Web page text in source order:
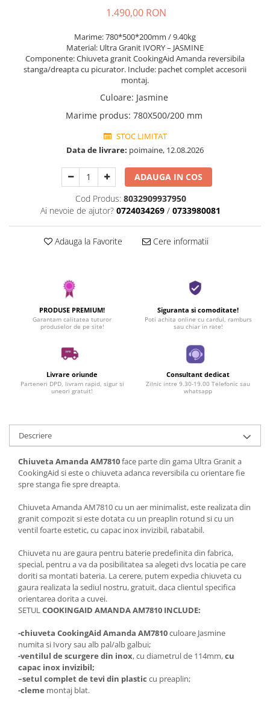
1.490,00 RON
Marime: 780*500*200mm / 9.40kg
Material: Ultra Granit IVORY – JASMINE
Componente: Chiuveta granit CookingAid Amanda reversibila
stanga/dreapta cu picurator. Include: pachet complet accesorii
montaj.
Culoare: Jasmine
Marime produs: 780X500/200 mm
STOC LIMITAT
Data de livrare: poimaine, 12.08.2026
ADAUGA IN COS
Cod Produs: 8032909937950
Ai nevoie de ajutor? 0724034269 / 0733980081
Adauga la Favorite Cere informatii
PRODUSE PREMIUM!
Garantam calitatea tuturor
produselor de pe site!
Siguranta si comoditate!
Poti achita online cu cardul, ramburs
sau chiar in rate!
Livrare oriunde
Parteneri DPD, livram rapid, sigur si
uneori gratuit!
Consultant dedicat
Zilnic intre 9.30-19.00 Telefonic sau
whatsapp
Descriere
Chiuveta Amanda AM7810face parte din gama Ultra Granit a
CookingAid si este o chiuveta adanca reversibila cu orientare fie
spre stanga fie spre dreapta.
Chiuveta Amanda AM7810 cu un aer minimalist, este realizata din
granit compozit si este dotata cu un preaplin rotund si cu un
ventil foarte estetic, cu capac inox invizibil, rabatabil.
Chiuveta nu are gaura pentru baterie predefinita din fabrica,
special, pentru a va da posibilitatea sa alegeti dvs locatia pe care
doriti sa montati bateria. La cerere, putem expedia chiuveta cu
gaura realizata la sediul nostru, gratuit, daca clientul specifica
orientarea dorita a cuvei.
SETULCOOKINGAID AMANDA AM7810 INCLUDE:
-chiuveta CookingAid Amanda AM7810culoare Jasmine
numita si Ivory sau alb pal/alb galbui;
-ventilul de scurgere din inox, cu diametrul de 114mm,cu
capac inox invizibil;
–setul complet de tevi din plastic cu preaplin;
-cleme montaj blat.